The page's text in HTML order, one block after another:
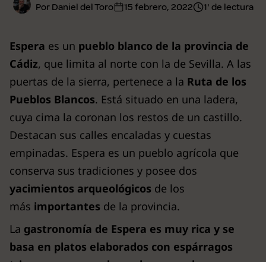
Por Daniel del Toro 15 febrero, 2022 1' de lectura
Espera es un pueblo blanco de la provincia de
Cádiz, que limita al norte con la de Sevilla. A las
puertas de la sierra, pertenece a la Ruta de los
Pueblos Blancos. Está situado en una ladera,
cuya cima la coronan los restos de un castillo.
Destacan sus calles encaladas y cuestas
empinadas. Espera es un pueblo agrícola que
conserva sus tradiciones y posee dos
yacimientos arqueológicos de los
más importantes de la provincia.
La gastronomía de Espera es muy rica y se
basa en platos elaborados con espárragos